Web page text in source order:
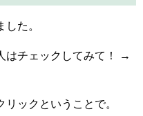
た。
はチェックしてみて！ →
ックということで。